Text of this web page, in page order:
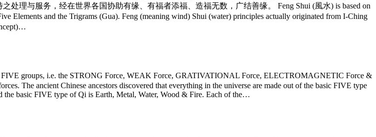
理与服务，经在世界各国协助有缘、有福者添福、造福无数，广结善缘。 Feng Shui (風水) is based on
Elements and the Trigrams (Gua). Feng (meaning wind) Shui (water) principles actually originated from I-Ching
FIVE groups, i.e. the STRONG Force, WEAK Force, GRATIVATIONAL Force, ELECTROMAGNETIC Force &
The ancient Chinese ancestors discovered that everything in the universe are made out of the basic FIVE type
basic FIVE type of Qi is Earth, Metal, Water, Wood & Fire. Each of the…